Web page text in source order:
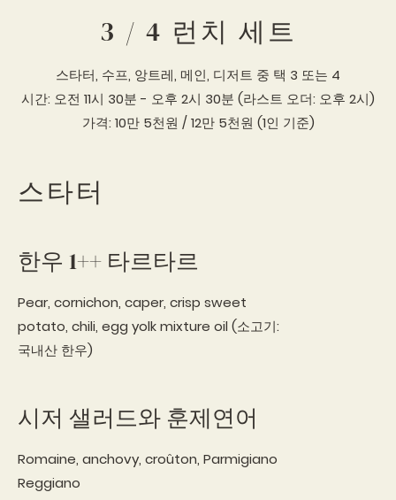
3 / 4 런치 세트
스타터, 수프, 앙트레, 메인, 디저트 중 택 3 또는 4
시간: 오전 11시 30분 - 오후 2시 30분 (라스트 오더: 오후 2시)
가격: 10만 5천원 / 12만 5천원 (1인 기준)
스타터
한우 1++ 타르타르
Pear, cornichon, caper, crisp sweet
potato, chili, egg yolk mixture oil (소고기:
국내산 한우)
시저 샐러드와 훈제연어
Romaine, anchovy, croûton, Parmigiano
Reggiano